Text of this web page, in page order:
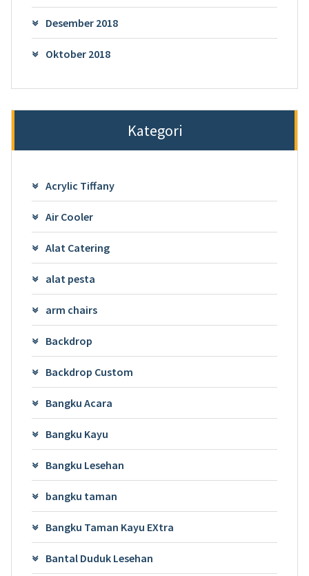
Desember 2018
Oktober 2018
Kategori
Acrylic Tiffany
Air Cooler
Alat Catering
alat pesta
arm chairs
Backdrop
Backdrop Custom
Bangku Acara
Bangku Kayu
Bangku Lesehan
bangku taman
Bangku Taman Kayu EXtra
Bantal Duduk Lesehan